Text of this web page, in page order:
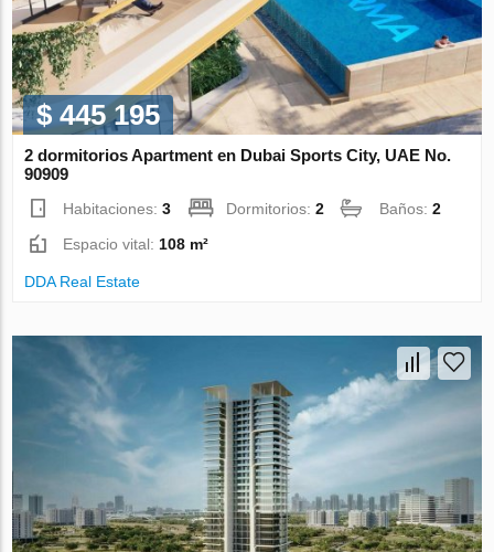
$ 445 195
2 dormitorios Apartment en Dubai Sports City, UAE No.
90909
Habitaciones:3 Dormitorios:2 Baños:2
Espacio vital:108 m²
DDA Real Estate